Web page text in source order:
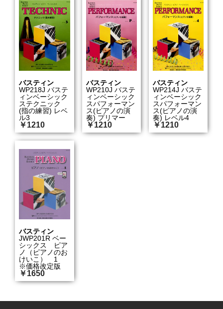
バスティン
WP218J バステ
ィンベーシック
ステクニック
(指の練習) レベ
ル3
￥1210
バスティン
WP210J バステ
ィンベーシック
スパフォーマン
ス(ピアノの演
奏) プリマー
￥1210
バスティン
WP214J バステ
ィンベーシック
スパフォーマン
ス(ピアノの演
奏) レベル4
￥1210
バスティン
JWP201R ベー
シックス ピア
ノ（ピアノのお
けいこ） 1
※価格改定版
￥1650